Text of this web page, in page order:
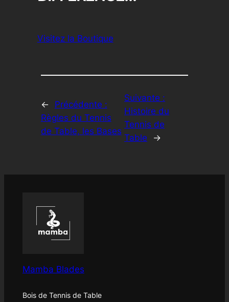
Visitez la Boutique
←
Précédente :
Règles du Tennis
de Table, les Bases
Suivante :
Histoire du
Tennis de
Table
→
Mamba Blades
Bois de Tennis de Table